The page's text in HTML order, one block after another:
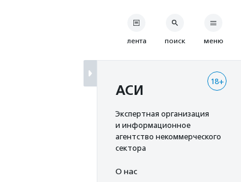
лента поиск меню
18+
АСИ
Экспертная организация
и информационное
агентство некоммерческого
сектора
О нас